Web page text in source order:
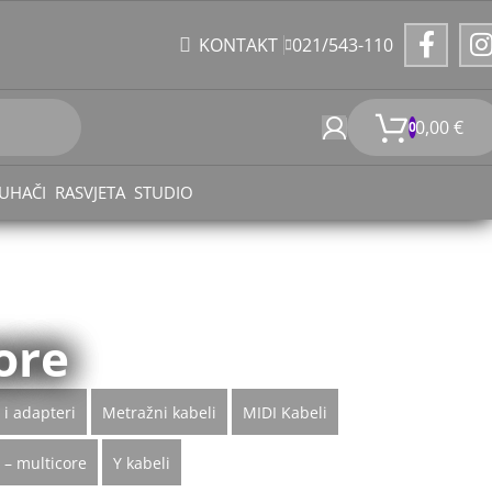
KONTAKT 021/543-110
00,00€
RASVJETA STUDIO
i adapteri Metražni kabeli MIDI Kabeli
multicore Y kabeli